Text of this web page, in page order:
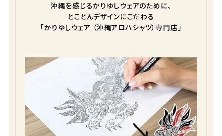
沖縄を感じるかりゆしウェアのために、
とことんデザインにこだわる
「かりゆしウェア （沖縄アロハシャツ）専門店」